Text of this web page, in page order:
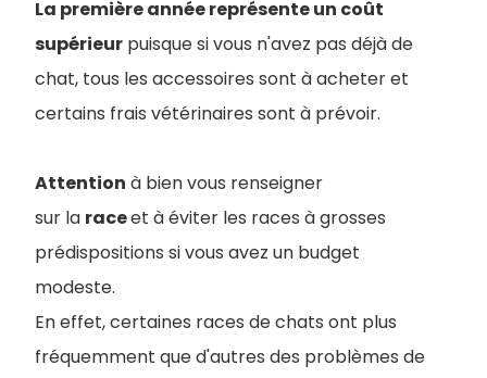
La première année représente un coût
supérieur puisque si vous n'avez pas déjà de
chat, tous les accessoires sont à acheter et
certains frais vétérinaires sont à prévoir.
Attention à bien vous renseigner
sur la raceet à éviter les races à grosses
prédispositions si vous avez un budget
modeste.
En effet, certaines races de chats ont plus
fréquemment que d'autres des problèmes de